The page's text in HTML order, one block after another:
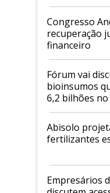
Congresso
recuperação
financeiro
Fórum vai
bioinsumos
6,2 bilhões
Abisolo
fertilizantes
Empresários